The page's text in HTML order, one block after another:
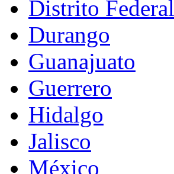
Distrito Federal
Durango
Guanajuato
Guerrero
Hidalgo
Jalisco
México